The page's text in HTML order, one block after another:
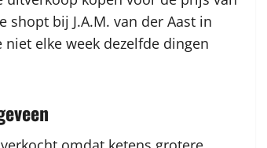
bij J.A.M. van der Aast in
elke week dezelfde dingen